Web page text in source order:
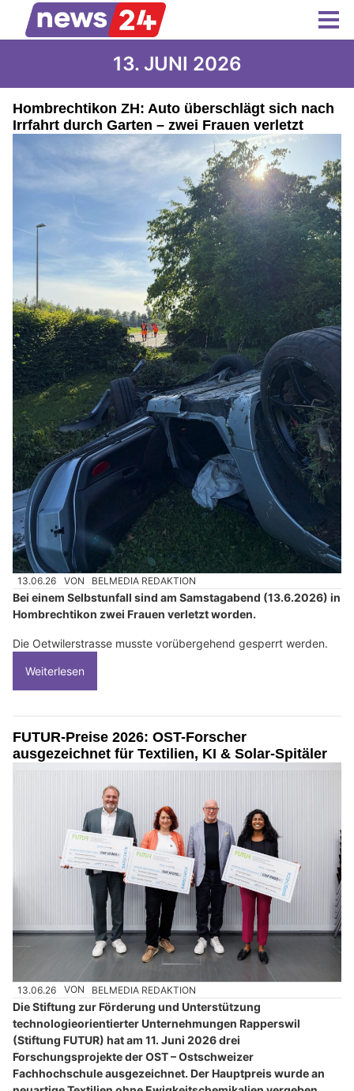
13. JUNI 2026
Hombrechtikon ZH: Auto überschlägt sich nach
Irrfahrt durch Garten – zwei Frauen verletzt
13.06.26 VON BELMEDIA REDAKTION
Bei einem Selbstunfall sind am Samstagabend (13.6.2026) in
Hombrechtikon zwei Frauen verletzt worden.
Die Oetwilerstrasse musste vorübergehend gesperrt werden.
Weiterlesen
FUTUR-Preise 2026: OST-Forscher
ausgezeichnet für Textilien, KI & Solar-Spitäler
13.06.26 VON BELMEDIA REDAKTION
Die Stiftung zur Förderung und Unterstützung
technologieorientierter Unternehmungen Rapperswil
(Stiftung FUTUR) hat am 11. Juni 2026 drei
Forschungsprojekte der OST – Ostschweizer
Fachhochschule ausgezeichnet. Der Hauptpreis wurde an